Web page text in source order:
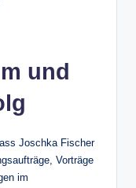
und
Joschka Fischer
Vorträge
im